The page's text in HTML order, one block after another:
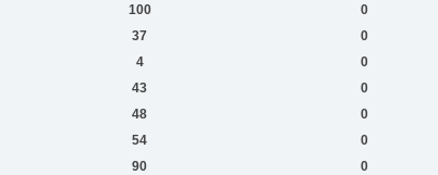
100 0
37 0
4 0
43 0
48 0
54 0
90 0